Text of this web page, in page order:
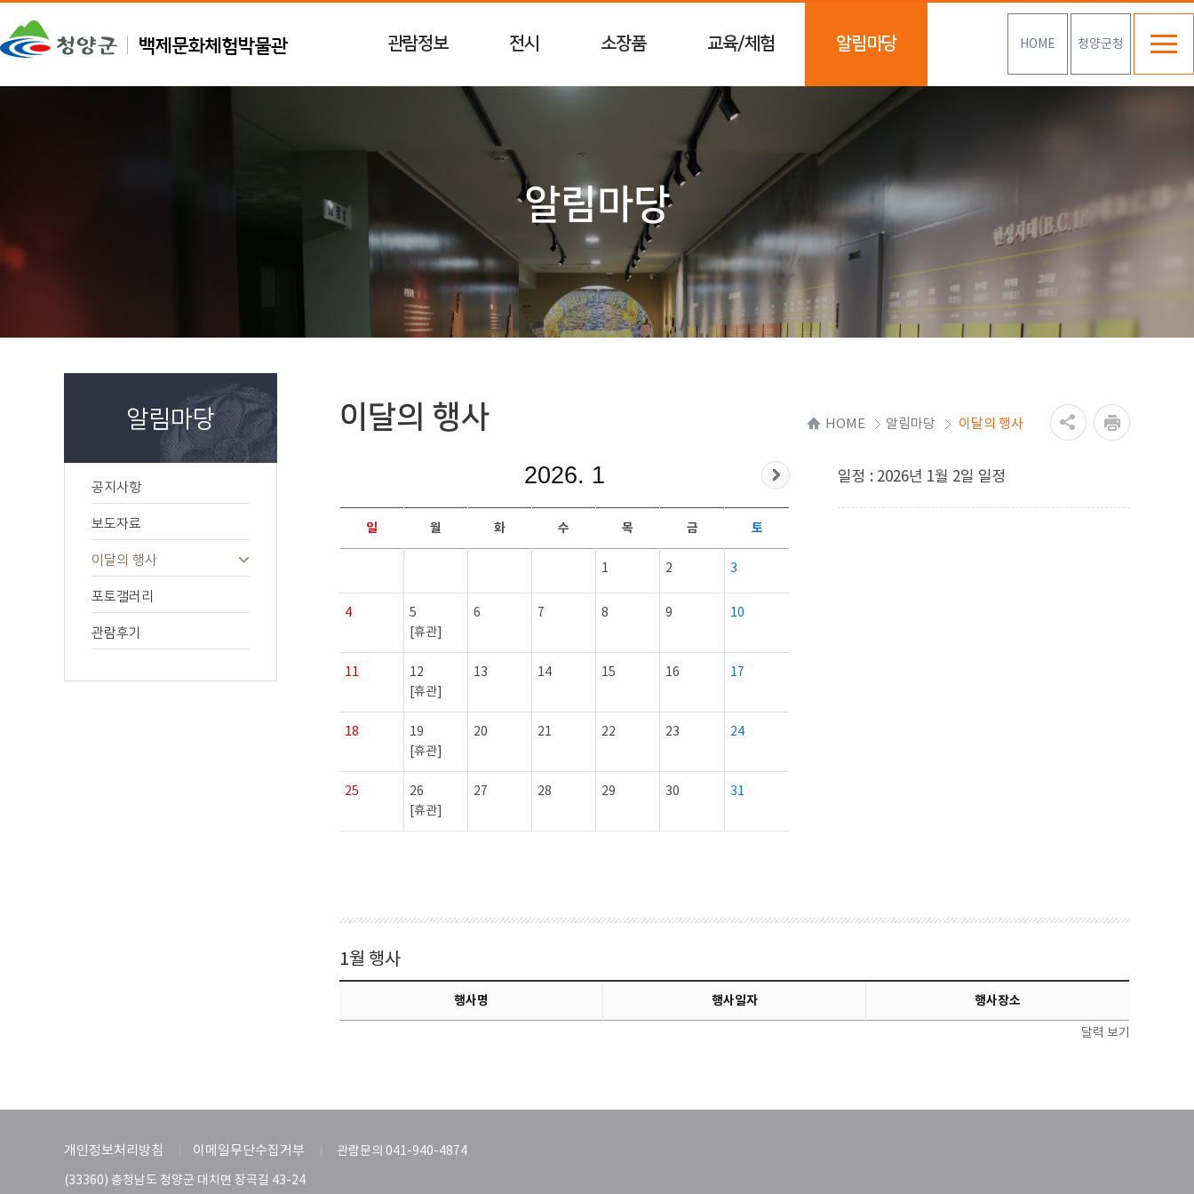
HOME 청양군청
관람정보 전시 소장품 교육/체험 알림마당
알림마당
알림마당
공지사항
보도자료
이달의 행사
포토갤러리
관람후기
이달의 행사 HOME 알림마당 이달의 행사
2026. 1
일 월 화 수 목 금 토
1 2 3
4
5
[휴관]
6 7 8 9 10
11
12
[휴관]
13 14 15 16 17
18
19
[휴관]
20 21 22 23 24
25
26
[휴관]
27 28 29 30 31
일정 : 2026년 1월 2일 일정
1월 행사
행사명 행사일자 행사장소
달력 보기
개인정보처리방침 이메일무단수집거부 관람문의 041-940-4874
(33360) 충청남도 청양군 대치면 장곡길 43-24